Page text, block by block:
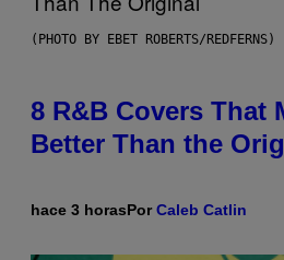
(PHOTO BY EBET ROBERTS/REDFERNS)
8 R&B Covers That
Better Than the
hace 3 horasPorCaleb Catlin